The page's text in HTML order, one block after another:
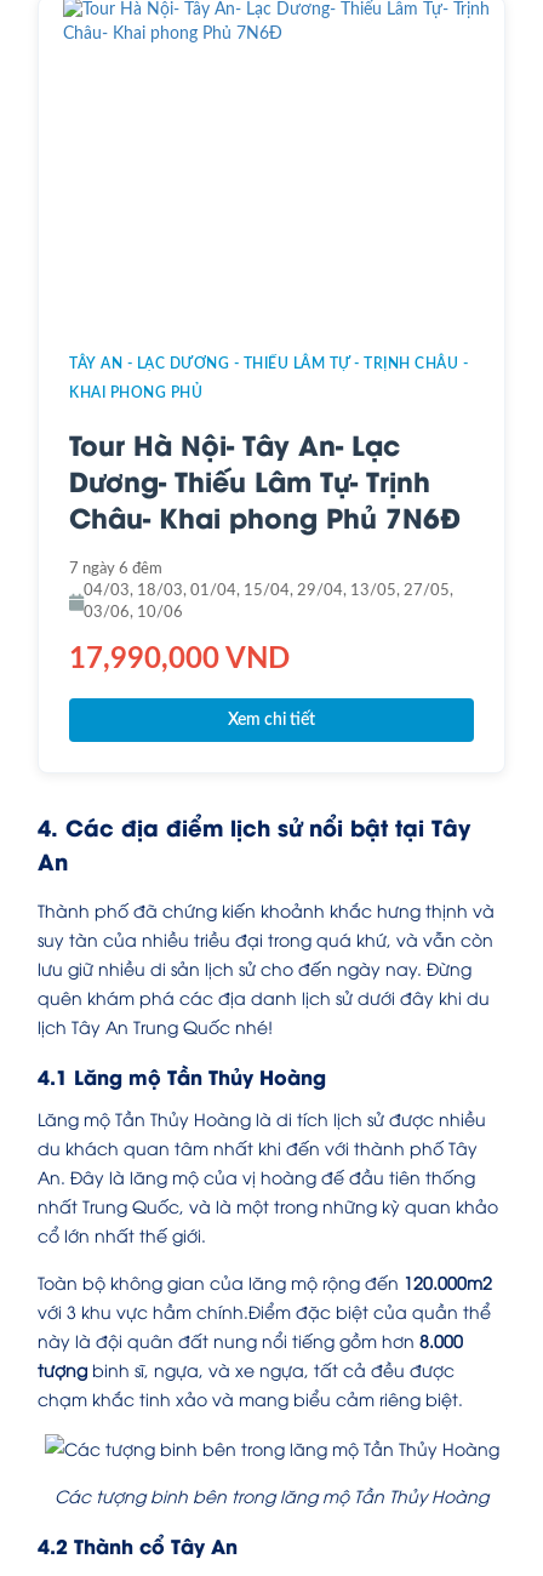
TÂY AN - LẠC DƯƠNG - THIẾU LÂM TỰ - TRỊNH CHÂU -
KHAI PHONG PHỦ
Tour Hà Nội- Tây An- Lạc
Dương- Thiếu Lâm Tự- Trịnh
Châu- Khai phong Phủ 7N6Đ
7 ngày 6 đêm
04/03, 18/03, 01/04, 15/04, 29/04, 13/05, 27/05,
03/06, 10/06
17,990,000 VND
Xem chi tiết
4. Các địa điểm lịch sử nổi bật tại Tây
An
Thành phố đã chứng kiến khoảnh khắc hưng thịnh và
suy tàn của nhiều triều đại trong quá khứ, và vẫn còn
lưu giữ nhiều di sản lịch sử cho đến ngày nay. Đừng
quên khám phá các địa danh lịch sử dưới đây khi du
lịch Tây An Trung Quốc nhé!
4.1 Lăng mộ Tần Thủy Hoàng
Lăng mộ Tần Thủy Hoàng là di tích lịch sử được nhiều
du khách quan tâm nhất khi đến với thành phố Tây
An. Đây là lăng mộ của vị hoàng đế đầu tiên thống
nhất Trung Quốc, và là một trong những kỳ quan khảo
cổ lớn nhất thế giới.
Toàn bộ không gian của lăng mộ rộng đến 120.000m2
với 3 khu vực hầm chính.Điểm đặc biệt của quần thể
này là đội quân đất nung nổi tiếng gồm hơn 8.000
tượng binh sĩ, ngựa, và xe ngựa, tất cả đều được
chạm khắc tinh xảo và mang biểu cảm riêng biệt.
Các tượng binh bên trong lăng mộ Tần Thủy Hoàng
4.2 Thành cổ Tây An